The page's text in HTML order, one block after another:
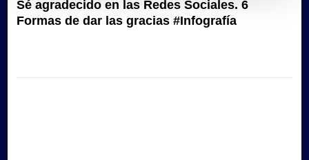
Sé agradecido en las Redes Sociales. 6
Formas de dar las gracias #Infografía